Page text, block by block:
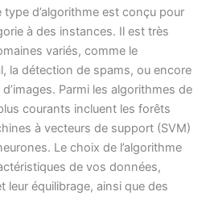
type d’algorithme est conçu pour
à des instances. Il est très
variés, comme le
la détection de spams, ou encore
Parmi les algorithmes de
courants incluent les forêts
à vecteurs de support (SVM)
Le choix de l’algorithme
de vos données,
leur équilibrage, ainsi que des